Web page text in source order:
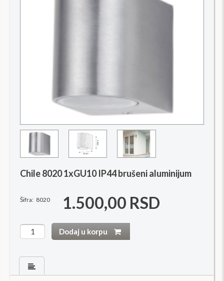
Chile 8020 1xGU10 IP44 brušeni aluminijum
Šifra: 8020 1.500,00 RSD
Dodaj u korpu